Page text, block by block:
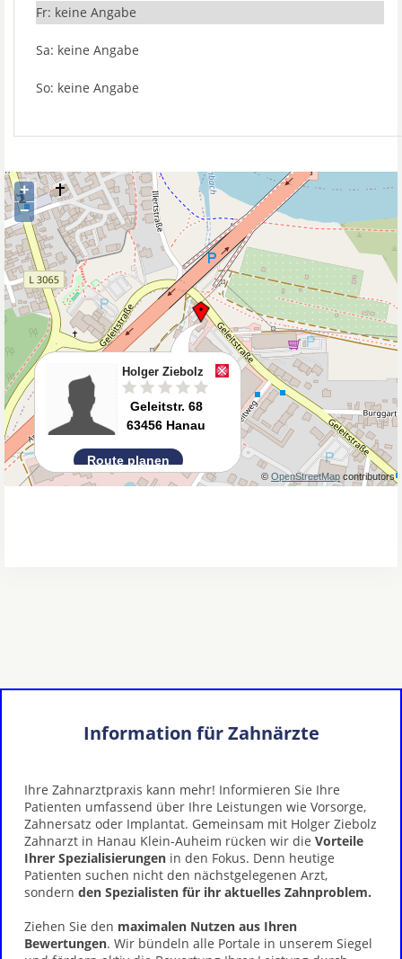
Fr: keine Angabe
Sa: keine Angabe
So: keine Angabe
Information für Zahnärzte
Ihre Zahnarztpraxis kann mehr! Informieren Sie Ihre
Patienten umfassend über Ihre Leistungen wie Vorsorge,
Zahnersatz oder Implantat. Gemeinsam mit Holger Ziebolz
Zahnarzt in Hanau Klein-Auheim rücken wir die Vorteile
Ihrer Spezialisierungen in den Fokus. Denn heutige
Patienten suchen nicht den nächstgelegenen Arzt,
sondern den Spezialisten für ihr aktuelles Zahnproblem.
Ziehen Sie den maximalen Nutzen aus Ihren
Bewertungen. Wir bündeln alle Portale in unserem Siegel